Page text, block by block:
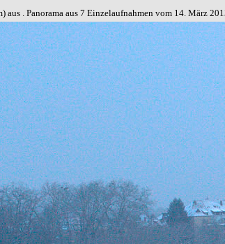
. Panorama aus 7 Einzelaufnahmen vom 14. März